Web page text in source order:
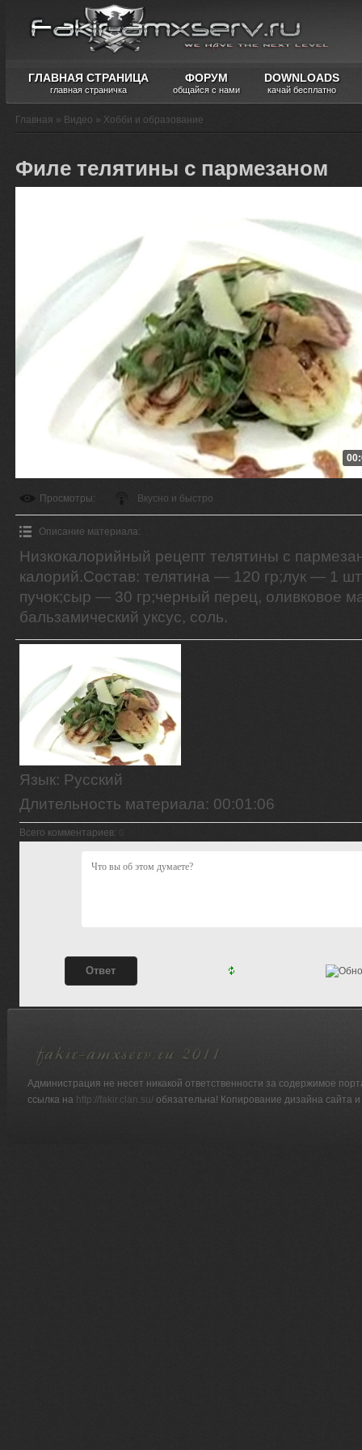
ГЛАВНАЯ СТРАНИЦА
главная страничка
ФОРУМ
общайся с нами
DOWNLOADS
качай бесплатно
Главная » Видео » Хобби и образование
Филе телятины с пармезаном
Просмотры: Вкусно и быстро
Описание материала:
Низкокалорийный рецепт телятины с
калорий.Состав: телятина — 120 гр;лук — 1
пучок;сыр — 30 гр;черный перец, оливковое
бальзамический уксус, соль.
Язык: Русский
Длительность материала: 00:01:06
Всего комментариев:
Администрация не несет никакой ответственности за содержимое
ссылка на http://fakir.clan.su/ обязательна! Копирование дизайна сайта